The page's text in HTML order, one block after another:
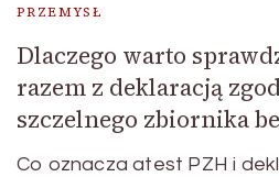
PRZEMYSŁ
Dlaczego warto
razem z deklaracją
szczelnego zbiornika
Co oznacza atest PZH i